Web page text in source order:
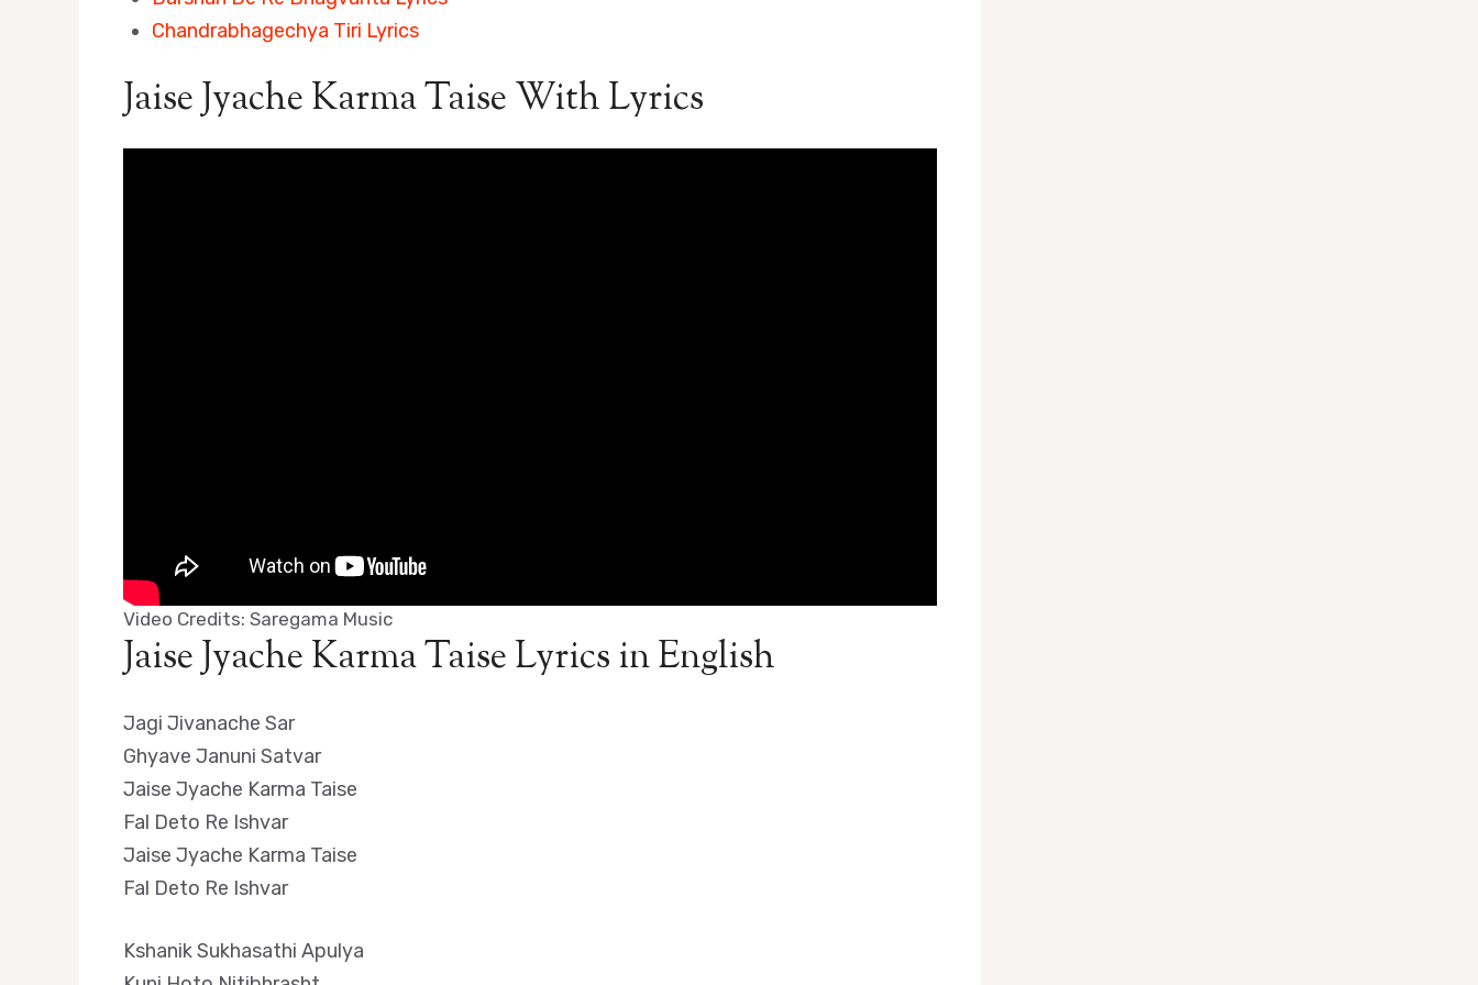
Chandrabhagechya Tiri Lyrics
Jaise Jyache Karma Taise With Lyrics
Video Credits: Saregama Music
Jaise Jyache Karma Taise Lyrics in English
Jagi Jivanache Sar
Ghyave Januni Satvar
Jaise Jyache Karma Taise
Fal Deto Re Ishvar
Jaise Jyache Karma Taise
Fal Deto Re Ishvar
Kshanik Sukhasathi Apulya